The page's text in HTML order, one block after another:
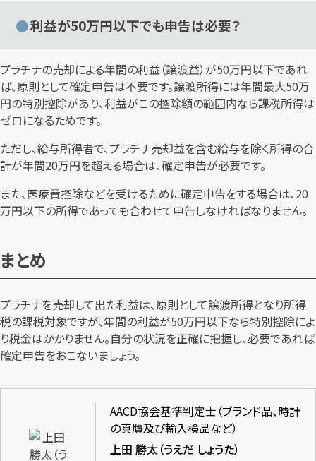
利益が50万円以下でも申告は必要？
プラチナの売却による年間の利益（譲渡益）が50万円以下であれ
ば、原則として確定申告は不要です。譲渡所得には年間最大50万
円の特別控除があり、利益がこの控除額の範囲内なら課税所得は
ゼロになるためです。
ただし、給与所得者で、プラチナ売却益を含む給与を除く所得の合
計が年間20万円を超える場合は、確定申告が必要です。
また、医療費控除などを受けるために確定申告をする場合は、20
万円以下の所得であっても合わせて申告しなければなりません。
まとめ
プラチナを売却して出た利益は、原則として譲渡所得となり所得
税の課税対象ですが、年間の利益が50万円以下なら特別控除によ
り税金はかかりません。自分の状況を正確に把握し、必要であれば
確定申告をおこないましょう。
AACD協会基準判定士（ブランド品、時計
の真贋及び輸入検品など）
上田 勝太（うえだ しょうた）